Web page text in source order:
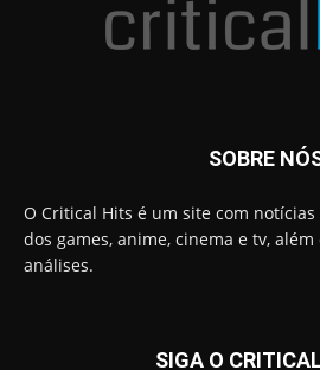
SOBRE
O Critical Hits é um site com
dos games, anime, cinema e tv,
análises.
SIGA O